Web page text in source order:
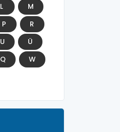
L
M
P
R
U
Ü
Q
W